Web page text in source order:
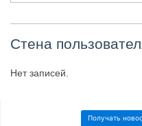
Стена
Нет записей.
Получать